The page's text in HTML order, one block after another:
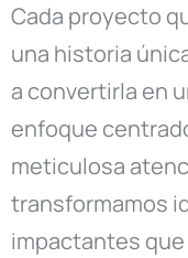
Cada proyecto
una historia
a convertirla en
enfoque
meticulosa
transformamos
impactantes